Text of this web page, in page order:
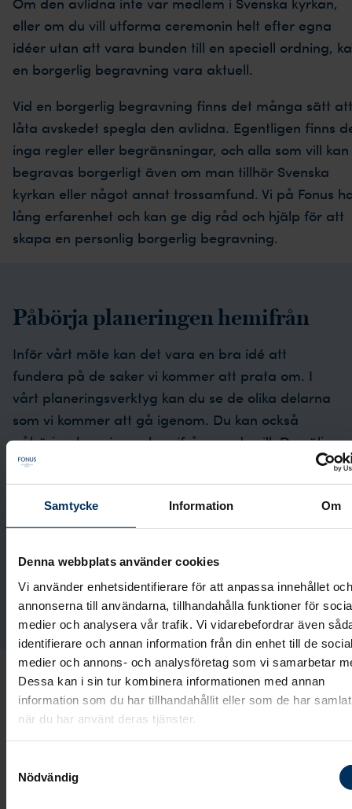
Samtycke Information Om
Denna webbplats använder cookies
Vi använder enhetsidentifierare för att anpassa innehållet och
annonserna till användarna, tillhandahålla funktioner för
medier och analysera vår trafik. Vi vidarebefordrar även
identifierare och annan information från din enhet till de
medier och annons- och analysföretag som vi samarbetar
Dessa kan i sin tur kombinera informationen med annan
information som du har tillhandahållit eller som de har
när du har använt deras tjänster.
Nödvändig
eller om du vill utforma ceremonin helt efter egna
idéer utan att vara bunden till en speciell ordning,
en borgerlig begravning vara aktuell.
Vid en borgerlig begravning finns det många sätt att
låta avskedet spegla den avlidna. Egentligen finns
inga regler eller begränsningar, och alla som vill kan
begravas borgerligt även om man tillhör Svenska
kyrkan eller något annat trossamfund. Vi på Fonus
lång erfarenhet och kan ge dig råd och hjälp för att
skapa en personlig borgerlig begravning.
Påbörja planeringen hemifrån
Inför vårt möte kan det vara en bra idé att
fundera på de saker vi kommer att prata om. I
vårt planeringsverktyg kan du se de olika delarna
som vi kommer att gå igenom. Du kan också
påbörja planeringen hemifrån om du vill. Du väljer
själv hur många val du vill göra innan vi ses. Det
som känns lite svårare kan vi göra tillsammans.
Utforma gravsten